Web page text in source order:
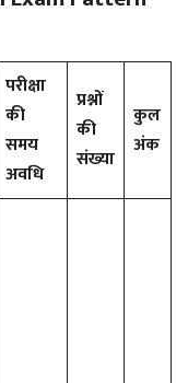
परीक्षा
की
समय
अवधि
प्रश्नों
की
संख्या
कुल
अंक